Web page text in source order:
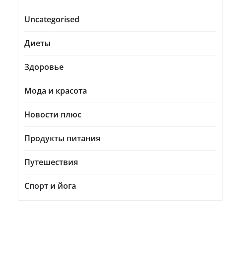
Uncategorised
Диеты
Здоровье
Мода и красота
Новости плюс
Продукты питания
Путешествия
Спорт и йога